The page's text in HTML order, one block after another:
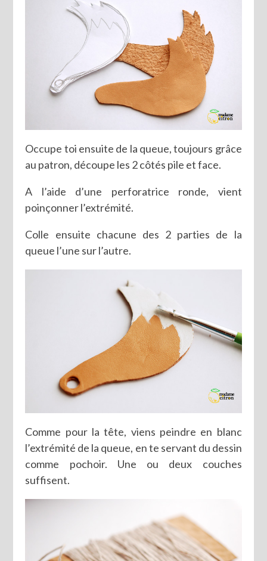
Occupe toi ensuite de la queue, toujours grâce
au patron, découpe les 2 côtés pile et face.
A l’aide d’une perforatrice ronde, vient
poinçonner l’extrémité.
Colle ensuite chacune des 2 parties de la
queue l’une sur l’autre.
Comme pour la tête, viens peindre en blanc
l’extrémité de la queue, en te servant du dessin
comme pochoir. Une ou deux couches
suffisent.